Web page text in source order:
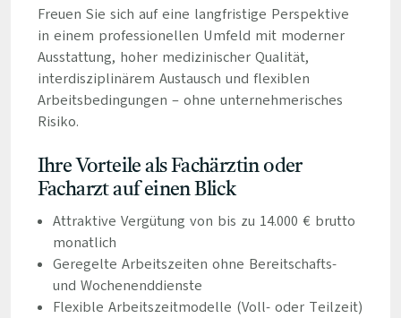
Freuen Sie sich auf eine langfristige Perspektive
in einem professionellen Umfeld mit moderner
Ausstattung, hoher medizinischer Qualität,
interdisziplinärem Austausch und flexiblen
Arbeitsbedingungen – ohne unternehmerisches
Risiko.
Ihre Vorteile als Fachärztin oder
Facharzt auf einen Blick
Attraktive Vergütung von bis zu 14.000 € brutto
monatlich
Geregelte Arbeitszeiten ohne Bereitschafts-
und Wochenenddienste
Flexible Arbeitszeitmodelle (Voll- oder Teilzeit)